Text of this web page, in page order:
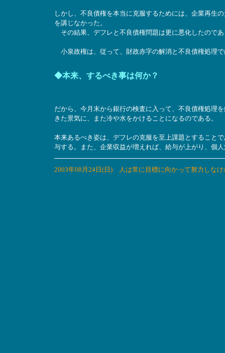
しかし、不良債権を本当に克服するためには、企業再生
を講じなかった。
その結果、デフレと不良債権問題は更に悪化したのであ
小泉政権は、従って、財政赤字の解消と不良債権処理
◆本来、するべき事は何か？
だから、今月末から銀行の検査に入って、不良債権処理
きた景気に、また冷や水をかけることになるのである。
本来あるべき姿は、デフレの克服を至上課題とすること
与する。また、企業収益が増えれば、給与が上がり、個
2003年08月24日(日) 人は常に目標に向かって努力しな